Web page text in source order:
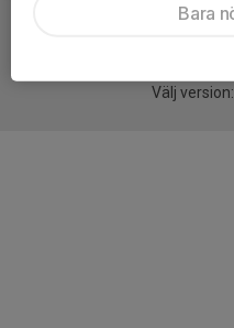
Välj version:
Bara